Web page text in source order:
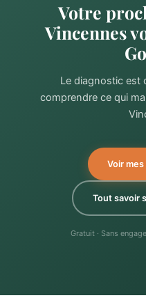
Votre
Vincennes
Le diagnostic est
comprendre ce qui
Voir
Tout savoir
Gratuit · Sans